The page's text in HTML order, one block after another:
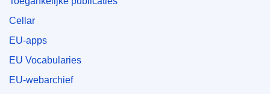
Cellar
EU-apps
EU Vocabularies
EU-webarchief